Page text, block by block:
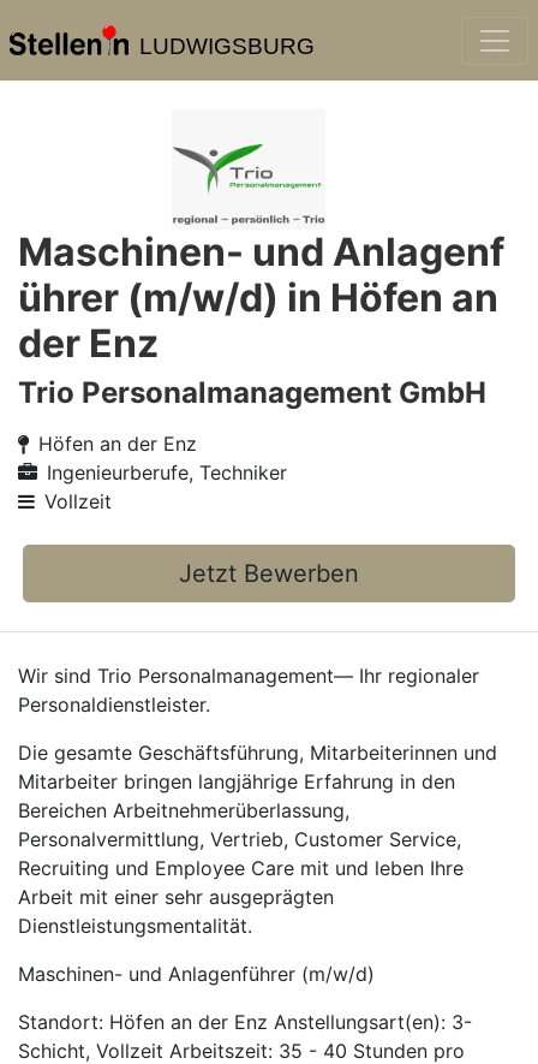
LUDWIGSBURG
Maschinen- und Anlagenf
ührer (m/w/d) in Höfen an
der Enz
Trio Personalmanagement GmbH
Höfen an der Enz
Ingenieurberufe, Techniker
Vollzeit
Jetzt Bewerben
Wir sind Trio Personalmanagement— Ihr regionaler
Personaldienstleister.
Die gesamte Geschäftsführung, Mitarbeiterinnen und
Mitarbeiter bringen langjährige Erfahrung in den
Bereichen Arbeitnehmerüberlassung,
Personalvermittlung, Vertrieb, Customer Service,
Recruiting und Employee Care mit und leben Ihre
Arbeit mit einer sehr ausgeprägten
Dienstleistungsmentalität.
Maschinen- und Anlagenführer (m/w/d)
Standort: Höfen an der Enz Anstellungsart(en): 3-
Schicht, Vollzeit Arbeitszeit: 35 - 40 Stunden pro